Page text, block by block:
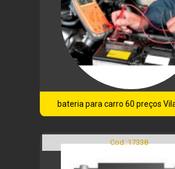
bateria para carro 60 preços
Cod.:17338